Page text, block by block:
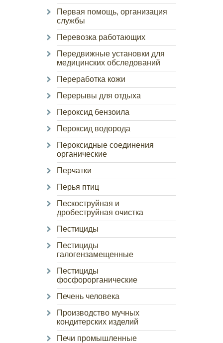
Первая помощь, организация
службы
Перевозка работающих
Передвижные установки для
медицинских обследований
Переработка кожи
Перерывы для отдыха
Пероксид бензоила
Пероксид водорода
Пероксидные соединения
органические
Перчатки
Перья птиц
Пескоструйная и
дробеструйная очистка
Пестициды
Пестициды
галогензамещенные
Пестициды
фосфорорганические
Печень человека
Производство мучных
кондитерских изделий
Печи промышленные